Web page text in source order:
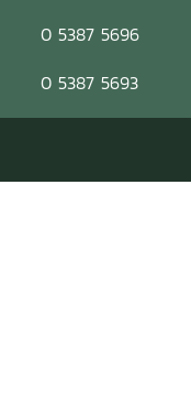
0 5387 5696
0 5387 5693